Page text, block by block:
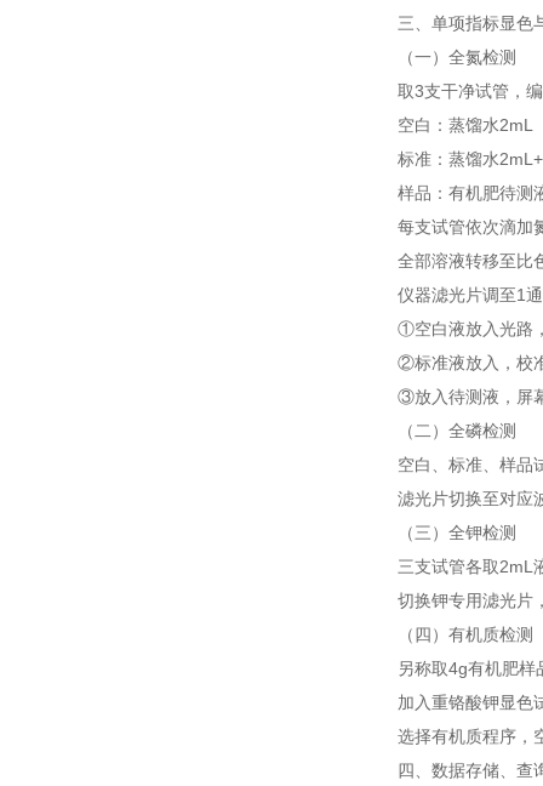
三、单项指标显色
（一）全氮检测
取3支干净试管，编
空白：蒸馏水2mL
标准：蒸馏水
样品：有机肥待测
每支试管依次滴加氮
全部溶液转移至比
仪器滤光片调至1通
①空白液放入光路，
②标准液放入，校准
③放入待测液，屏幕
（二）全磷检测
空白、标准、样品试
滤光片切换至对应波
（三）全钾检测
三支试管各取2mL液
切换钾专用滤光片，
（四）有机质检测
另称取4g有机肥样
加入重铬酸钾显色
选择有机质程序，空
四、数据存储、查